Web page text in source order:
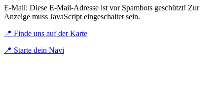
E-Mail: Diese E-Mail-Adresse ist vor Spambots geschützt! Zur
Anzeige muss JavaScript eingeschaltet sein.
📍 Finde uns auf der Karte
📍 Starte dein Navi